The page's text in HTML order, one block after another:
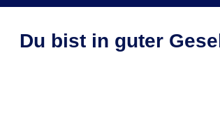
Du bist in guter